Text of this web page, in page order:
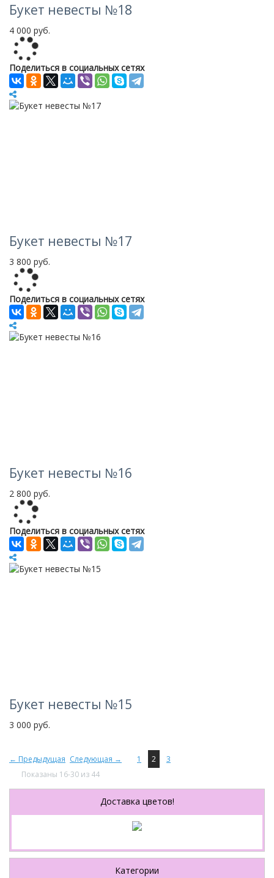
Букет невесты №18
4 000 руб.
Поделиться в социальных сетях
Букет невесты №17
3 800 руб.
Поделиться в социальных сетях
Букет невесты №16
2 800 руб.
Поделиться в социальных сетях
Букет невесты №15
3 000 руб.
← Предыдущая Следующая → 1 2
3
Показаны 16-30 из 44
Доставка цветов!
Категории